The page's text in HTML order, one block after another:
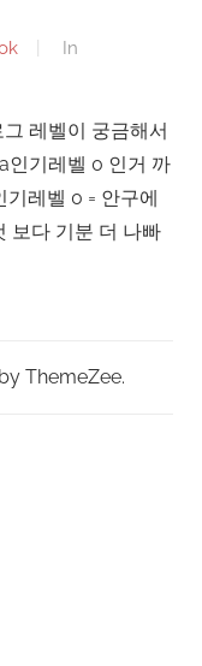
In
레벨이 궁금해서
인기레벨 0 인거 까
레벨 0 = 안구에
보다 기분 더 나빠
ThemeZee.